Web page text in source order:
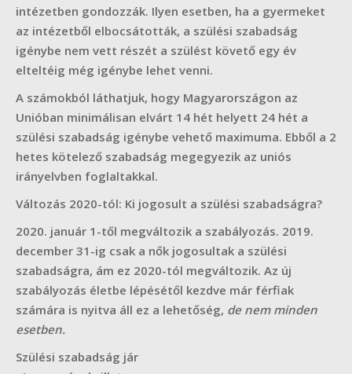
intézetben gondozzák. Ilyen esetben, ha a gyermeket
az intézetből elbocsátották, a szülési szabadság
igénybe nem vett részét a szülést követő egy év
elteltéig még igénybe lehet venni.
A számokból láthatjuk, hogy Magyarországon az
Unióban minimálisan elvárt 14 hét helyett 24 hét a
szülési szabadság igénybe vehető maximuma. Ebből a 2
hetes kötelező szabadság megegyezik az uniós
irányelvben foglaltakkal.
Változás 2020-tól: Ki jogosult a szülési szabadságra?
2020. január 1-től megváltozik a szabályozás. 2019.
december 31-ig csak a nők jogosultak a szülési
szabadságra, ám ez 2020-tól megváltozik. Az új
szabályozás életbe lépésétől kezdve már férfiak
számára is nyitva áll ez a lehetőség, de nem minden
esetben.
Szülési szabadság jár